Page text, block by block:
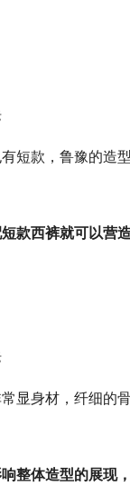
短款，鲁豫的造
款西裤就可以营
显身材，纤细的
整体造型的展现